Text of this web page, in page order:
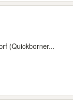
(Quickborner...